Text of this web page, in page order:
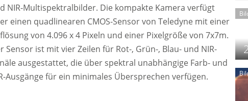
NIR-Multispektralbilder. Die kompakte Kamera verfügt
einen quadlinearen CMOS-Sensor von Teledyne mit einer
von 4.096 x 4 Pixeln und einer Pixelgröße von 7x7m.
Sensor ist mit vier Zeilen für Rot-, Grün-, Blau- und NIR-
ausgestattet, die über spektral unabhängige Farb- und
Ausgänge für ein minimales Übersprechen verfügen.